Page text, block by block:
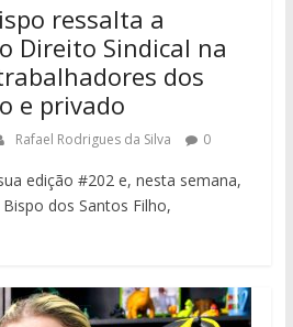
ressalta a
Direito Sindical na
dos
e privado
Rafael Rodrigues da Silva 0
edição #202 e, nesta semana,
dos Santos Filho,